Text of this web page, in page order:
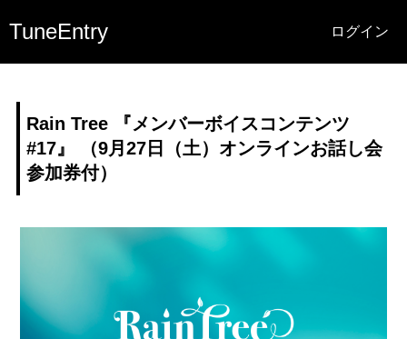
TuneEntry ログイン
Rain Tree 『メンバーボイスコンテンツ
#17』 （9月27日（土）オンラインお話し会
参加券付）